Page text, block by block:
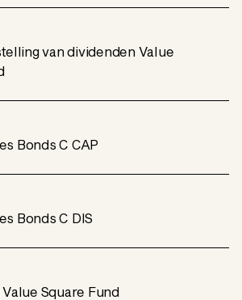
van dividenden Value
Bonds C CAP
Bonds C DIS
Square Fund